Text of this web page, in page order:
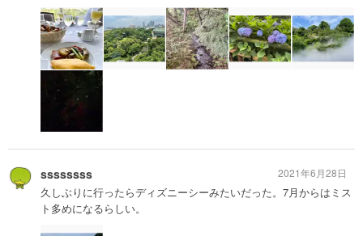
ssssssss
久しぶりに行ったらディズニーシーみたいだった。7月からはミス
ト多めになるらしい。
2021年6月28日